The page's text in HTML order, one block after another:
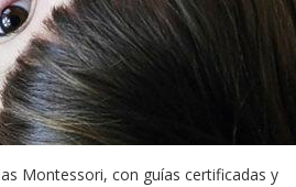
Montessori, con guías certificadas y